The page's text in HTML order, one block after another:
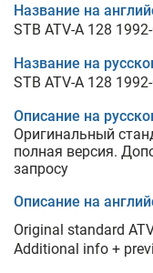
Название на
STB ATV-A 128
Название на
STB ATV-A 128
Описание на
Оригинальный
полная версия.
запросу
Описание на
Original standard
Additional info +